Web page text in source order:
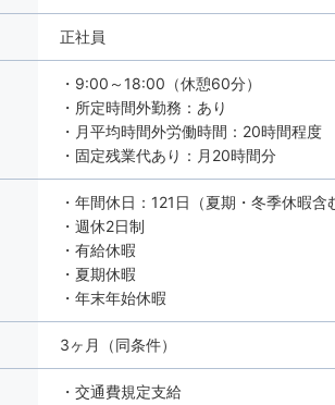
正社員
・9:00～18:00（休憩60分）
・所定時間外勤務：あり
・月平均時間外労働時間：20時間程度
・固定残業代あり：月20時間分
・年間休日：121日（夏期・冬季休暇含
・週休2日制
・有給休暇
・夏期休暇
・年末年始休暇
3ヶ月（同条件）
・交通費規定支給